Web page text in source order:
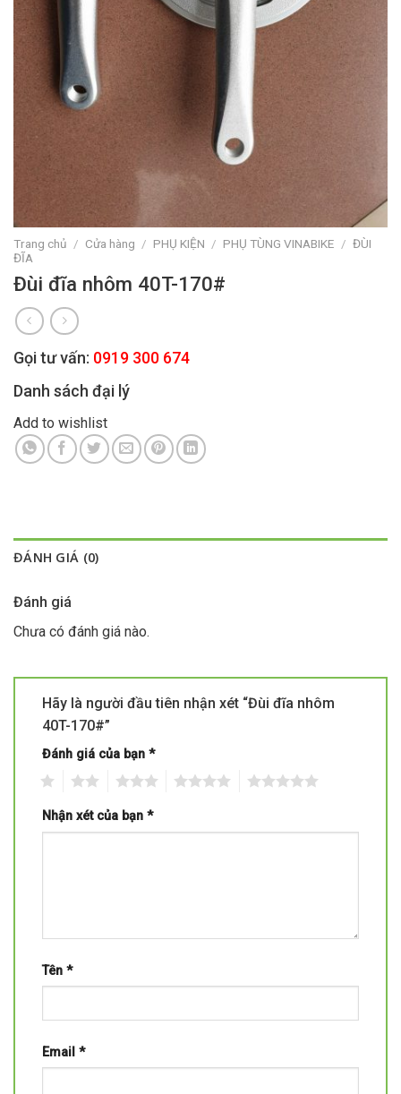
Trang chủ / Cửa hàng / PHỤ KIỆN / PHỤ TÙNG VINABIKE / ĐÙI
ĐĨA
Đùi đĩa nhôm 40T-170#
Gọi tư vấn: 0919 300 674
Danh sách đại lý
Add to wishlist
ĐÁNH GIÁ (0)
Đánh giá
Chưa có đánh giá nào.
Hãy là người đầu tiên nhận xét “Đùi đĩa nhôm
40T-170#”
Đánh giá của bạn *
Nhận xét của bạn *
Tên *
Email *